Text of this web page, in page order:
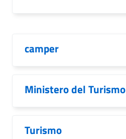
camper
Ministero del Turismo
Turismo